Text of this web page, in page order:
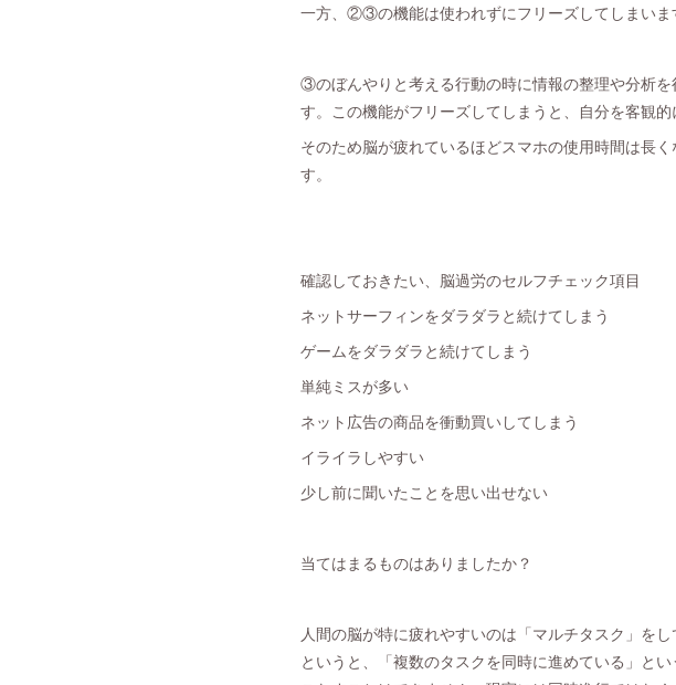
一方、②③の機能は使われずにフリーズしてしまいま
③のぼんやりと考える行動の時に情報の整理や分析
す。この機能がフリーズしてしまうと、自分を客観
そのため脳が疲れているほどスマホの使用時間は長
す。
確認しておきたい、脳過労のセルフチェック項目
ネットサーフィンをダラダラと続けてしまう
ゲームをダラダラと続けてしまう
単純ミスが多い
ネット広告の商品を衝動買いしてしまう
イライラしやすい
少し前に聞いたことを思い出せない
当てはまるものはありましたか？
人間の脳が特に疲れやすいのは「マルチタスク」を
というと、「複数のタスクを同時に進めている」と